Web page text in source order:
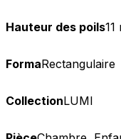
Hauteur des poils11
FormaRectangulaire
CollectionLUMI